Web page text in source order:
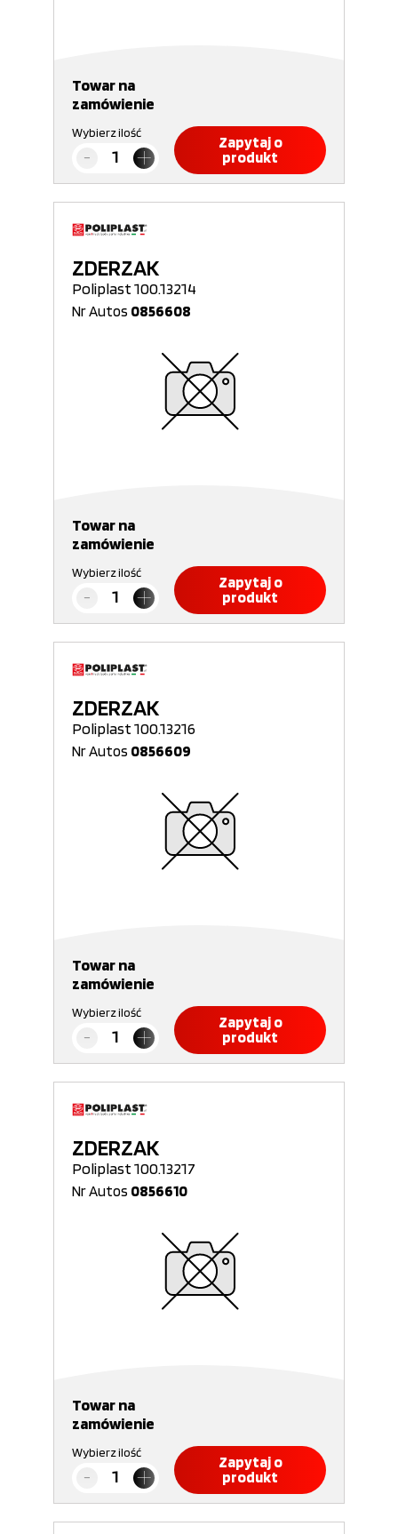
Towar na
zamówienie
Wybierz ilość
Zapytaj o
produkt
ZDERZAK
Poliplast 100.13214
Nr Autos 0856608
Towar na
zamówienie
Wybierz ilość
Zapytaj o
produkt
ZDERZAK
Poliplast 100.13216
Nr Autos 0856609
Towar na
zamówienie
Wybierz ilość
Zapytaj o
produkt
ZDERZAK
Poliplast 100.13217
Nr Autos 0856610
Towar na
zamówienie
Wybierz ilość
Zapytaj o
produkt